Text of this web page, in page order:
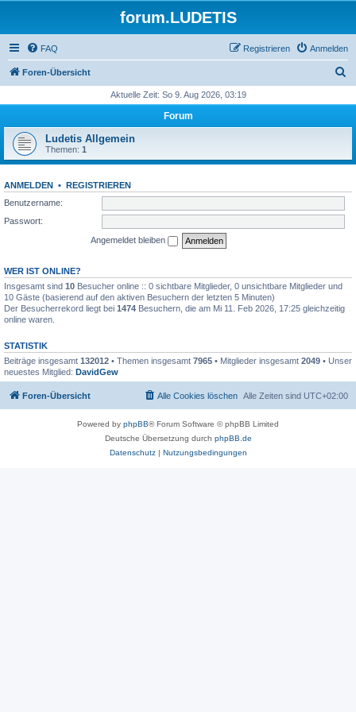
forum.LUDETIS
FAQ Anmelden
Registrieren
Foren-Übersicht
h
Aktuelle Zeit: So 9. Aug 2026, 03:19
Forum
Ludetis Allgemein
Themen: 1
ANMELDEN • REGISTRIEREN
Benutzername:
Passwort:
Angemeldet bleiben
WER IST ONLINE?
Insgesamt sind 10 Besucher online :: 0 sichtbare Mitglieder, 0 unsichtbare Mitglieder und
10 Gäste (basierend auf den aktiven Besuchern der letzten 5 Minuten)
Der Besucherrekord liegt bei 1474 Besuchern, die am Mi 11. Feb 2026, 17:25 gleichzeitig
online waren.
STATISTIK
Beiträge insgesamt 132012 • Themen insgesamt 7965 • Mitglieder insgesamt 2049 • Unser
neuestes Mitglied: DavidGew
Foren-Übersicht Alle Zeiten sind UTC+02:00
Alle Cookies löschen
Powered by phpBB® Forum Software © phpBB Limited
Deutsche Übersetzung durch phpBB.de
Datenschutz| Nutzungsbedingungen